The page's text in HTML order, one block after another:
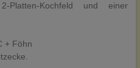
Platten-Kochfeld und einer
+ Föhn